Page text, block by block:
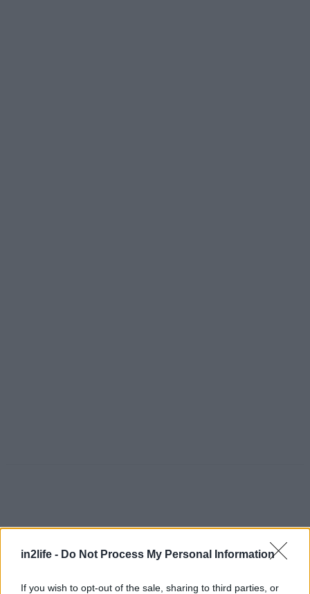
in2life - Do Not Process My Personal Information
If you wish to opt-out of the sale, sharing to third parties, or